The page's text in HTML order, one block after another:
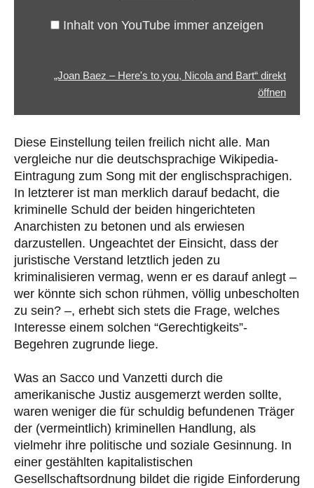
Inhalt von YouTube immer anzeigen
„Joan Baez – Here's to you, Nicola and Bart“ direkt
öffnen
Diese Einstellung teilen freilich nicht alle. Man
vergleiche nur die deutschsprachige Wikipedia-
Eintragung zum Song mit der englischsprachigen.
In letzterer ist man merklich darauf bedacht, die
kriminelle Schuld der beiden hingerichteten
Anarchisten zu betonen und als erwiesen
darzustellen. Ungeachtet der Einsicht, dass der
juristische Verstand letztlich jeden zu
kriminalisieren vermag, wenn er es darauf anlegt –
wer könnte sich schon rühmen, völlig unbescholten
zu sein? –, erhebt sich stets die Frage, welches
Interesse einem solchen “Gerechtigkeits”-
Begehren zugrunde liege.
Was an Sacco und Vanzetti durch die
amerikanische Justiz ausgemerzt werden sollte,
waren weniger die für schuldig befundenen Träger
der (vermeintlich) kriminellen Handlung, als
vielmehr ihre politische und soziale Gesinnung. In
einer gestählten kapitalistischen
Gesellschaftsordnung bildet die rigide Einforderung